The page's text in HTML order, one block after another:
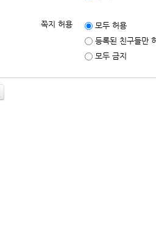
쪽지 허용
모두 허용
등록된 친구들만
모두 금지